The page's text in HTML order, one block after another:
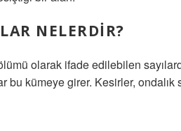
NELERDIR?
olarak ifade edilebilen
bu kümeye girer. Kesirler, ondalık